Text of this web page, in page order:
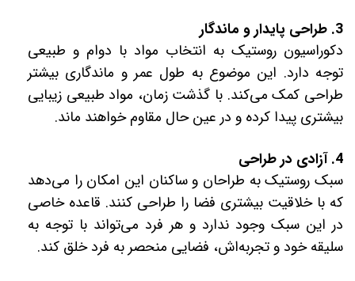
3. طراحی پایدار و ماندگار
دکوراسیون روستیک به انتخاب مواد با دوام و طبیعی
توجه دارد. این موضوع به طول عمر و ماندگاری بیشتر
طراحی کمک می‌کند. با گذشت زمان، مواد طبیعی زیبایی
بیشتری پیدا کرده و در عین حال مقاوم خواهند ماند.
4. آزادی در طراحی
سبک روستیک به طراحان و ساکنان این امکان را می‌دهد
که با خلاقیت بیشتری فضا را طراحی کنند. قاعده‌ خاصی
در این سبک وجود ندارد و هر فرد می‌تواند با توجه به
سلیقه خود و تجربه‌اش، فضایی منحصر به فرد خلق کند.